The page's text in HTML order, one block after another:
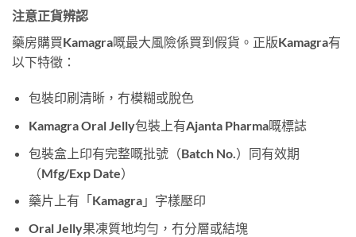
注意正貨辨認
藥房購買Kamagra嘅最大風險係買到假貨。正版Kamagra有
以下特徵：
包裝印刷清晰，冇模糊或脫色
Kamagra Oral Jelly包裝上有Ajanta Pharma嘅標誌
包裝盒上印有完整嘅批號（Batch No.）同有效期
（Mfg/Exp Date）
藥片上有「Kamagra」字樣壓印
Oral Jelly果凍質地均勻，冇分層或結塊